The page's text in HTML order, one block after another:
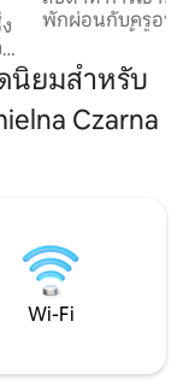
น
ะ
พักผ่อนกับครอบค
ล้อมรอบ การตกแต่งภายในได้รับการ
ออกแบบมาเพื่อผส
สบายกับบรรยากา
เล่นขนาดใหญ่กว้า
จ่าย] - เหมาะสำห
นิยมสำหรับ
Czarna
Wi-Fi